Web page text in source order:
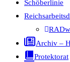
Schöberlinie
Archiv –
Protektorat